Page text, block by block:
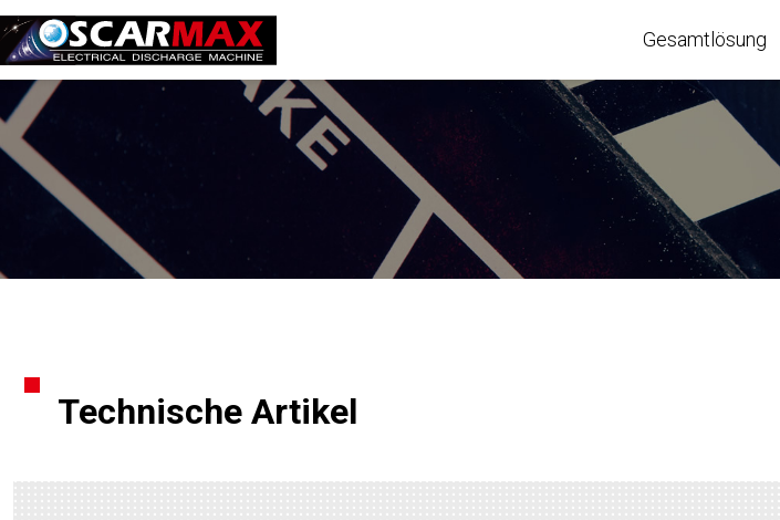
Gesamtlösung
Technische Artikel